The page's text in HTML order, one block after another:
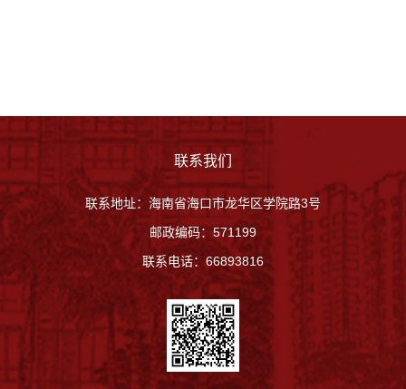
联系我们
联系地址：海南省海口市龙华区学院路3号
邮政编码：571199
联系电话：66893816